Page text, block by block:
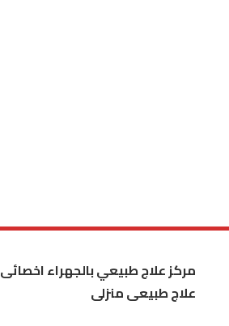
مركز علاج طبيعي بالجهراء اخصائى
علاج طبيعى منزلى